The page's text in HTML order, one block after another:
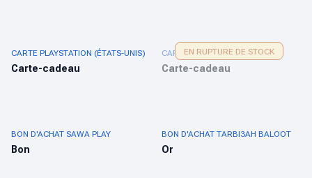
CARTE PLAYSTATION (ÉTATS-UNIS)
Carte-cadeau
CARTE PLAYSTATION (SG)
Carte-cadeau
EN RUPTURE DE STOCK
BON D'ACHAT SAWA PLAY
Bon
BON D'ACHAT TARBI3AH BALOOT
Or